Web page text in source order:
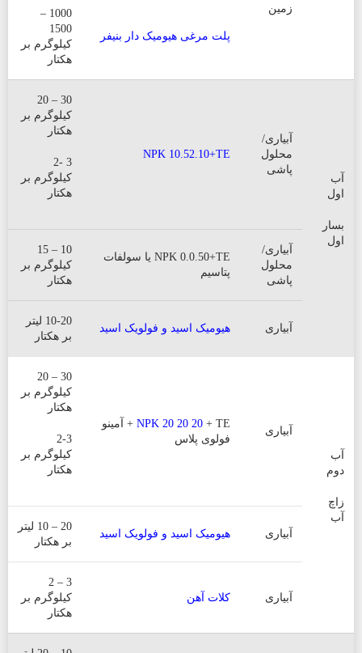
زمین
پلت مرغی هیومیک دار بنیفر
1000 –
1500
کیلوگرم بر
هکتار
آب
اول
بسار
اول
آبیاری/
محلول
پاشی
NPK 10.52.10+TE
30 – 20
کیلوگرم بر
هکتار
3 -2
کیلوگرم بر
هکتار
آبیاری/
محلول
پاشی
NPK 0.0.50+TE یا سولفات
پتاسیم
10 – 15
کیلوگرم بر
هکتار
آبیاری هیومیک اسید و فولویک اسید
10-20 لیتر
بر هکتار
آب
دوم
زاچ
آب
آبیاری
NPK 20 20 20 + TE + آمینو
فولوی پلاس
30 – 20
کیلوگرم بر
هکتار
کیلوگرم بر
هکتار
آبیاری هیومیک اسید و فولویک اسید
20 – 10 لیتر
بر هکتار
آبیاری کلات آهن
3 – 2
کیلوگرم بر
هکتار